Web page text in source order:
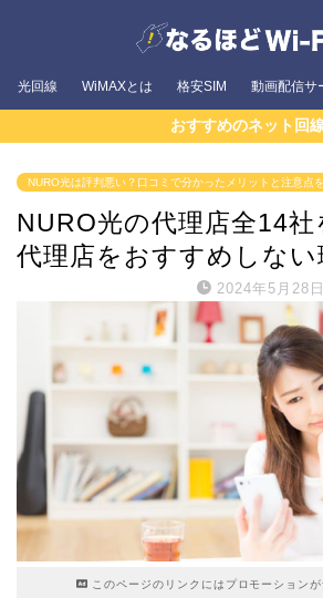
光回線 WiMAXとは 格安SIM 動画配信サ
おすすめのネット回線
NURO光は評判悪い？口コミで分かったメリットと注意点
NURO光の代理店全14社
代理店をおすすめしない
2024年5月28日
このページのリンクにはプロモーションが